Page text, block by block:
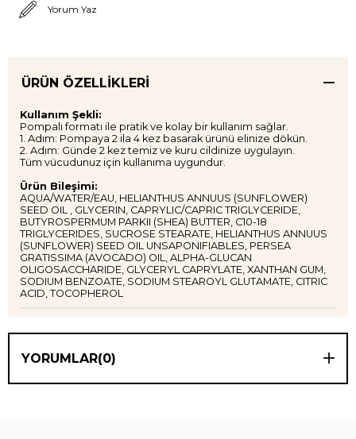
Yorum Yaz
ÜRÜN ÖZELLIKLERI
Kullanım Şekli:
Pompalı formatı ile pratik ve kolay bir kullanım sağlar.
1. Adım: Pompaya 2 ila 4 kez basarak ürünü elinize dökün.
2. Adım: Günde 2 kez temiz ve kuru cildinize uygulayın.
​Tüm vücudunuz için kullanıma uygundur.
Ürün Bileşimi:
AQUA/WATER/EAU, HELIANTHUS ANNUUS (SUNFLOWER)
SEED OIL , GLYCERIN, CAPRYLIC/CAPRIC TRIGLYCERIDE,
BUTYROSPERMUM PARKII (SHEA) BUTTER, C10-18
TRIGLYCERIDES, SUCROSE STEARATE, HELIANTHUS ANNUUS
(SUNFLOWER) SEED OIL UNSAPONIFIABLES, PERSEA
GRATISSIMA (AVOCADO) OIL, ALPHA-GLUCAN
OLIGOSACCHARIDE, GLYCERYL CAPRYLATE, XANTHAN GUM,
SODIUM BENZOATE, SODIUM STEAROYL GLUTAMATE, CITRIC
ACID, TOCOPHEROL
YORUMLAR(0)